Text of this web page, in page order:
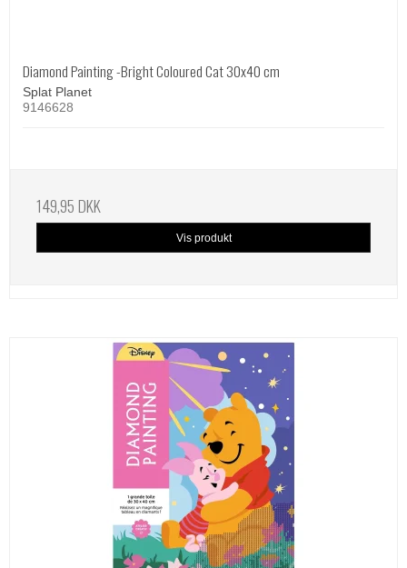
Diamond Painting -Bright Coloured Cat 30x40 cm
Splat Planet
9146628
149,95 DKK
Vis produkt